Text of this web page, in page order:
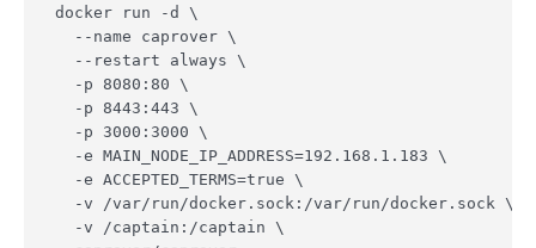
docker run -d \
  --name caprover \
  --restart always \
  -p 8080:80 \
  -p 8443:443 \
  -p 3000:3000 \
  -e MAIN_NODE_IP_ADDRESS=192.168.1.183 \
  -e ACCEPTED_TERMS=true \
  -v /var/run/docker.sock:/var/run/docker.sock \
  -v /captain:/captain \